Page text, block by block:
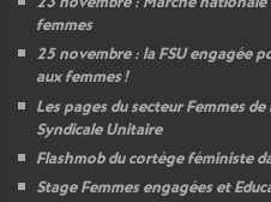
femmes
25 novembre : la FSUengagée
aux femmes!
Les pages du secteur Femmes
Syndicale Unitaire
Flashmob du cortège féministe
Stage Femmes engagées et